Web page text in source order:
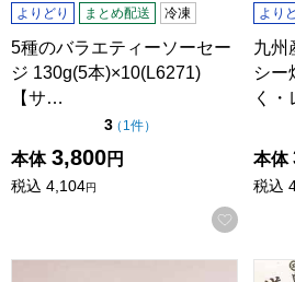
よりどり まとめ配送 冷凍
5種のバラエティーソーセー
ジ 130g(5本)×10(L6271)
【サ…
3点（5点満点中）
（ 1件の評価
）
本体 3,800円
税込 4,104円
お気に
より
九州
シー
く
本体
税込
ジャンボ豚バラつるし焼き3本 【